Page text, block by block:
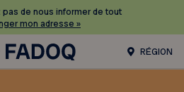
de nous informer de tout
mon adresse »
RÉGION